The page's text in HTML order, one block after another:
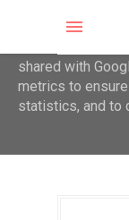
This site uses
shared with
metrics to
statistics, and to